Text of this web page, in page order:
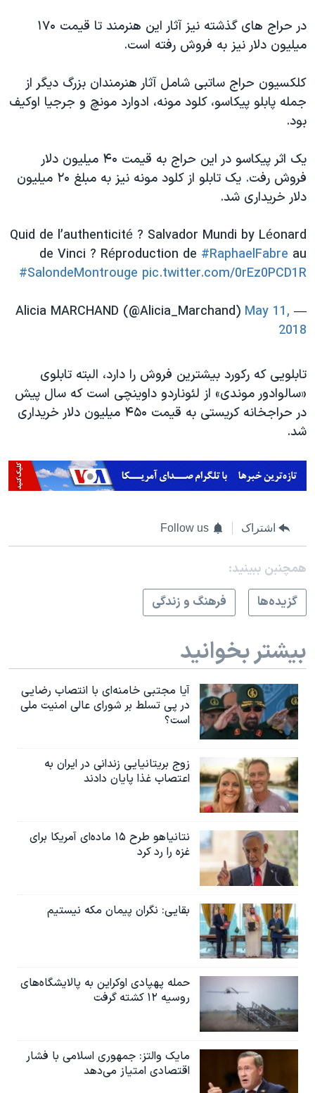
در حراج های گذشته نیز آثار این هنرمند تا قیمت ۱۷۰
میلیون دلار نیز به فروش رفته است.
کلکسیون حراج ساتبی شامل آثار هنرمندان بزرگ دیگر از
جمله پابلو پیکاسو، کلود مونه، ادوارد مونچ و جرجیا اوکیف
بود.
یک اثر پیکاسو در این حراج به قیمت ۴۰ میلیون دلار
فروش رفت. یک تابلو از کلود مونه نیز به مبلغ ۲۰ میلیون
دلار خریداری شد.
Quid de l’authenticité ? Salvador Mundi by Léonard
de Vinci ? Réproduction de #RaphaelFabre au
#SalondeMontrouge pic.twitter.com/0rEz0PCD1R
— Alicia MARCHAND (@Alicia_Marchand)
May 11,
2018
تابلویی که رکورد بیشترین فروش را دارد، البته تابلوی
«سالوادور موندی» از لئوناردو داوینچی است که سال پیش
در حراجخانه کریستی به قیمت ۴۵۰ میلیون دلار خریداری
شد.
اشتراک Follow us
همچنبن ببینید:
گزيده‌ها
فرهنگ و زندگی
بیشتر بخوانید
آیا مجتبی خامنه‌ای با انتصاب رضایی
در پی تسلط بر شورای عالی امنیت ملی
است؟
زوج بریتانیایی زندانی در ایران به
اعتصاب غذا پایان دادند
نتانیاهو طرح ۱۵ ماده‌ای آمریکا برای
غزه را رد کرد
بقایی: نگران پیمان مکه نیستیم
حمله پهپادی اوکراین به پالایشگاه‌های
روسیه ۱۲ کشته گرفت
مایک والتز: جمهوری اسلامی با فشار
اقتصادی امتیاز می‌دهد